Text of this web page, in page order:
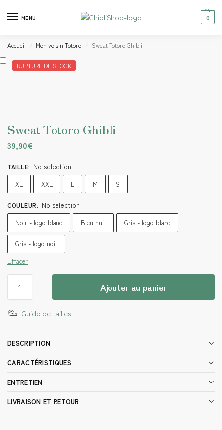
MENU 0
Accueil / Mon voisin Totoro / Sweat Totoro Ghibli
RUPTURE DE STOCK
Sweat Totoro Ghibli
39,90€
TAILLE: No selection
XL XXL L M S
COULEUR: No selection
Noir - logo blanc Bleu nuit Gris - logo blanc
Gris - logo noir
Effacer
Ajouter au panier
Guide de tailles
DESCRIPTION
CARACTÉRISTIQUES
ENTRETIEN
LIVRAISON ET RETOUR